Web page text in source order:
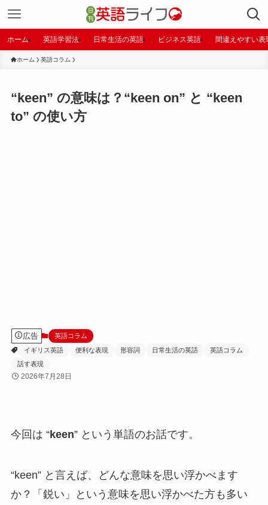
ホーム 英語学習法 日常生活の英語 ビジネス英語 間違えやすい表
ホーム 英語コラム
“keen” の意味は？“keen on” と “keen
to” の使い方
広告
英語コラム
イギリス英語
便利な表現 形容詞 日常生活の英語
英語コラム
話す表現
2026年7月28日
今回は “keen” という単語のお話です。
“keen” と言えば、どんな意味を思い浮かべます
か？「鋭い」という意味を思い浮かべた方も多い